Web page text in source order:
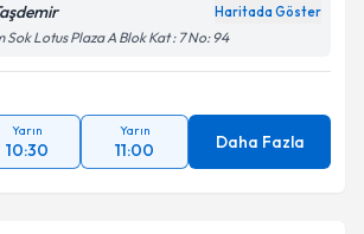
Haritada Göster
Sok Lotus Plaza A Blok Kat : 7 No: 94
Yarın
10:30
Yarın
11:00 Daha Fazla